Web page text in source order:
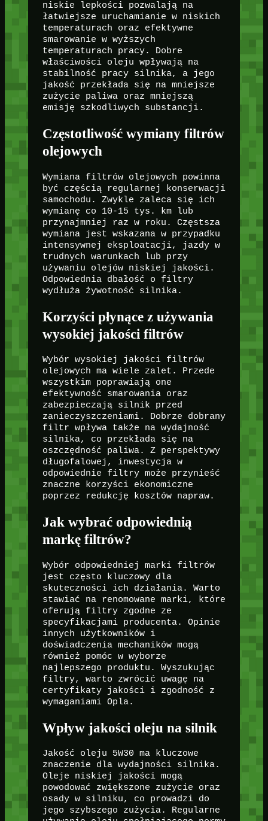
niskie lepkości pozwalają na
łatwiejsze uruchamianie w niskich
temperaturach oraz efektywne
smarowanie w wyższych
temperaturach pracy. Dobre
właściwości oleju wpływają na
stabilność pracy silnika, a jego
jakość przekłada się na mniejsze
zużycie paliwa oraz mniejszą
emisję szkodliwych substancji.
Częstotliwość wymiany filtrów
olejowych
Wymiana filtrów olejowych powinna
być częścią regularnej konserwacji
samochodu. Zwykle zaleca się ich
wymianę co 10-15 tys. km lub
przynajmniej raz w roku. Częstsza
wymiana jest wskazana w przypadku
intensywnej eksploatacji, jazdy w
trudnych warunkach lub przy
używaniu olejów niskiej jakości.
Odpowiednia dbałość o filtry
wydłuża żywotność silnika.
Korzyści płynące z używania
wysokiej jakości filtrów
Wybór wysokiej jakości filtrów
olejowych ma wiele zalet. Przede
wszystkim poprawiają one
efektywność smarowania oraz
zabezpieczają silnik przed
zanieczyszczeniami. Dobrze dobrany
filtr wpływa także na wydajność
silnika, co przekłada się na
oszczędność paliwa. Z perspektywy
długofalowej, inwestycja w
odpowiednie filtry może przynieść
znaczne korzyści ekonomiczne
poprzez redukcję kosztów napraw.
Jak wybrać odpowiednią
markę filtrów?
Wybór odpowiedniej marki filtrów
jest często kluczowy dla
skuteczności ich działania. Warto
stawiać na renomowane marki, które
oferują filtry zgodne ze
specyfikacjami producenta. Opinie
innych użytkowników i
doświadczenia mechaników mogą
również pomóc w wyborze
najlepszego produktu. Wyszukując
filtry, warto zwrócić uwagę na
certyfikaty jakości i zgodność z
wymaganiami Opla.
Wpływ jakości oleju na silnik
Jakość oleju 5W30 ma kluczowe
znaczenie dla wydajności silnika.
Oleje niskiej jakości mogą
powodować zwiększone zużycie oraz
osady w silniku, co prowadzi do
jego szybszego zużycia. Regularne